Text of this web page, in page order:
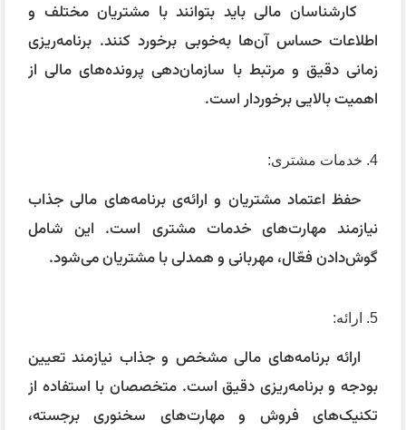
کارشناسان مالی باید بتوانند با مشتریان مختلف و
اطلاعات حساس آن‌ها به‌خوبی برخورد کنند. برنامه‌ریزی
زمانی دقیق و مرتبط با سازمان‌دهی پرونده‌های مالی از
اهمیت بالایی برخوردار است.
4. خدمات مشتری:
حفظ اعتماد مشتریان و ارائه‌ی برنامه‌های مالی جذاب
نیازمند مهارت‌های خدمات مشتری است. این شامل
گوش‌دادن فعّال، مهربانی و همدلی با مشتریان می‌شود.
5. ارائه:
ارائه برنامه‌های مالی مشخص و جذاب نیازمند تعیین
بودجه و برنامه‌ریزی دقیق است. متخصصان با استفاده از
تکنیک‌های فروش و مهارت‌های سخنوری برجسته،